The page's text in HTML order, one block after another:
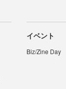
イベント
Biz/Zine Day